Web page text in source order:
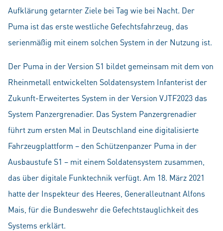
Aufklärung getarnter Ziele bei Tag wie bei Nacht. Der
Puma ist das erste westliche Gefechtsfahrzeug, das
serienmäßig mit einem solchen System in der Nutzung ist.
Der Puma in der Version S1 bildet gemeinsam mit dem von
Rheinmetall entwickelten Soldatensystem Infanterist der
Zukunft-Erweitertes System in der Version VJTF2023 das
System Panzergrenadier. Das System Panzergrenadier
führt zum ersten Mal in Deutschland eine digitalisierte
Fahrzeugplattform – den Schützenpanzer Puma in der
Ausbaustufe S1 – mit einem Soldatensystem zusammen,
das über digitale Funktechnik verfügt. Am 18. März 2021
hatte der Inspekteur des Heeres, Generalleutnant Alfons
Mais, für die Bundeswehr die Gefechtstauglichkeit des
Systems erklärt.